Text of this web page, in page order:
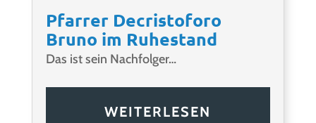
Pfarrer Decristoforo
Bruno im Ruhestand
Das ist sein Nachfolger…
WEITERLESEN